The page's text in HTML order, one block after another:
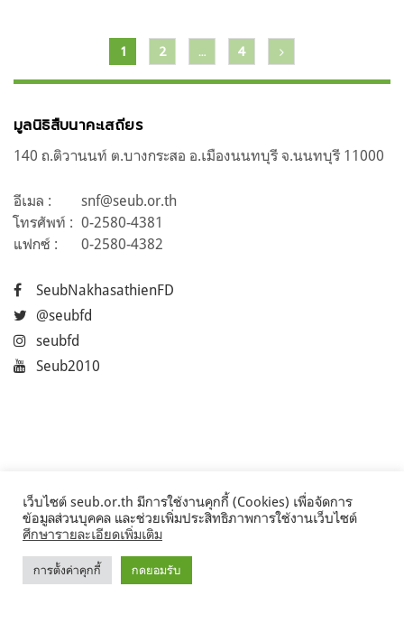
เรื่อง
1 2 … 4
มูลนิธิสืบนาคะเสถียร
140 ถ.ติวานนท์ ต.บางกระสอ อ.เมืองนนทบุรี จ.นนทบุรี 11000
อีเมล :
snf@seub.or.th
โทรศัพท์ : 0-2580-4381
แฟกซ์ :
0-2580-4382
SeubNakhasathienFD
@seubfd
seubfd
Seub2010
©2017 Seub.or.th
เว็บไซต์ seub.or.th มีการใช้งานคุกกี้ (Cookies) เพื่อจัดการ
ข้อมูลส่วนบุคคล และช่วยเพิ่มประสิทธิภาพการใช้งานเว็บไซต์
ศึกษารายละเอียดเพิ่มเติม
การตั้งค่าคุกกี้ กดยอมรับ